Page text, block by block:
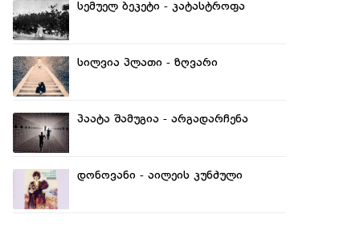
სემუელ ბეკეტი - კატასტროფა
სილვია პლათი - ზღვარი
პაატა შამუგია - არგადარჩენა
დონოვანი - აილეის კუნძული